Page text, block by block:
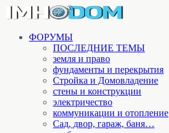
ФОРУМЫ
ПОСЛЕДНИЕ ТЕМЫ
земля и право
фундаменты и перекрытия
Стройка и Домовладение
стены и конструкции
электричество
коммуникации и отопление
Cад, двор, гараж, баня…